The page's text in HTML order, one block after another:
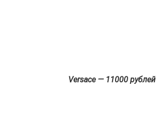
Versace — 11000 рублей